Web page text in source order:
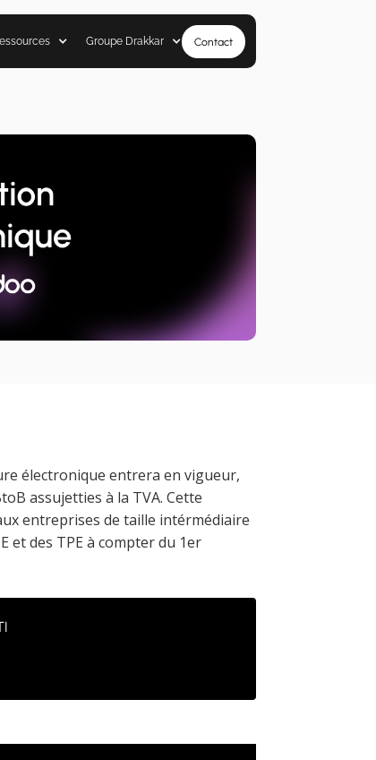
Groupe Drakkar Contact
électronique entrera en vigueur,
assujetties à la TVA. Cette
entreprises de taille intérmédiaire
et des TPE à compter du 1er